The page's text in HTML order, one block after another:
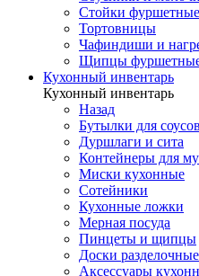
Стойки фуршетные
Тортовницы
Чафиндиши и
Щипцы
Кухонный инвентарь
Кухонный инвентарь
Назад
Бутылки для
Дуршлаги и сита
Контейнеры для
Миски кухонные
Сотейники
Кухонные ложки
Мерная посуда
Пинцеты и щипцы
Доски разделочные
Аксессуары